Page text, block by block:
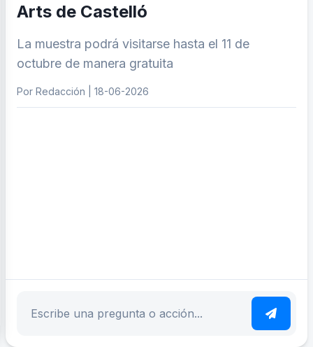
Arts de Castelló
La muestra podrá visitarse hasta el 11 de
octubre de manera gratuita
Por Redacción | 18-06-2026
Escribe tu pregunta